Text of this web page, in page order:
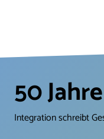
sammeln für
aus allen
50
Integration schreibt